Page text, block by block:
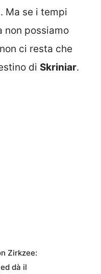
Ma se i tempi
non possiamo
ci resta che
di Skriniar.
Zirkzee:
dà il